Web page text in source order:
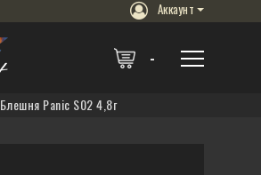
Аккаунт
Блешня Panic S02 4,8г